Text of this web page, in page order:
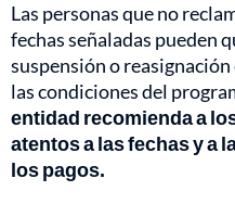
Las personas que no
fechas señaladas pueden
suspensión o
las condiciones del
entidad recomienda a
atentos a las fechas y a
los pagos.